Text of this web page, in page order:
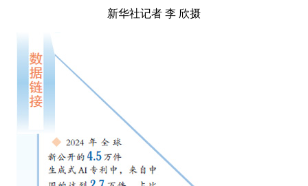
新华社记者 李 欣摄